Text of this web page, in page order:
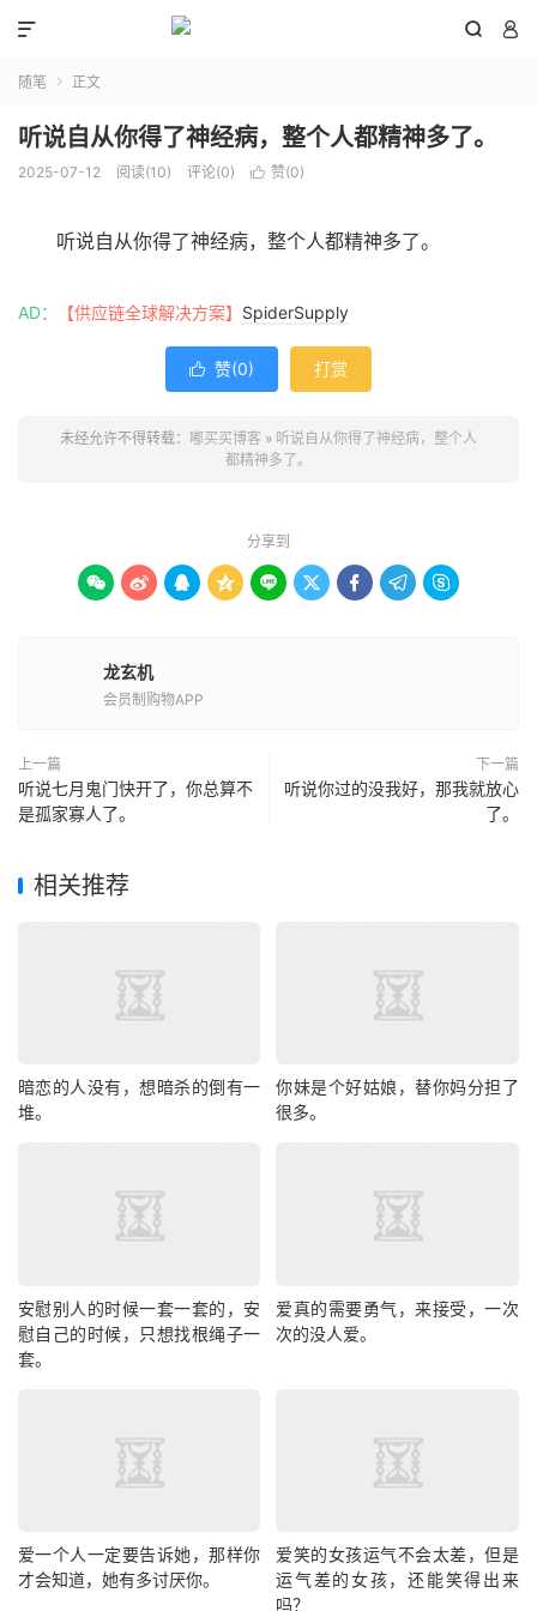
 

随笔  正文
听说自从你得了神经病，整个人都精神多了。
2025-07-12 阅读(10) 评论(0)  赞(0)
听说自从你得了神经病，整个人都精神多了。
AD： 【供应链全球解决方案】 SpiderSupply
 赞(0) 打赏
未经允许不得转载： 嘟买买博客 » 听说自从你得了神经病，整个人
都精神多了。
分享到
        
龙玄机
会员制购物APP
上一篇
听说七月鬼门快开了，你总算不
是孤家寡人了。
下一篇
听说你过的没我好，那我就放心
了。
相关推荐
暗恋的人没有，想暗杀的倒有一
堆。
你妹是个好姑娘，替你妈分担了
很多。
安慰别人的时候一套一套的，安
慰自己的时候，只想找根绳子一
套。
爱真的需要勇气，来接受，一次
次的没人爱。
爱一个人一定要告诉她，那样你
才会知道，她有多讨厌你。
爱笑的女孩运气不会太差，但是
运气差的女孩，还能笑得出来
吗？